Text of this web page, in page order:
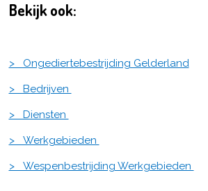
Bekijk ook:
> Ongediertebestrijding Gelderland
> Bedrijven
> Diensten
> Werkgebieden
> Wespenbestrijding Werkgebieden